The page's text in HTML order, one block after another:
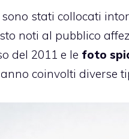
stati collocati
noti al pubblico
del 2011 e le foto
coinvolti diverse